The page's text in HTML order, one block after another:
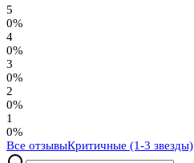
5
0%
4
0%
3
0%
2
0%
1
0%
Все отзывыКритичные (1-3 звезды)